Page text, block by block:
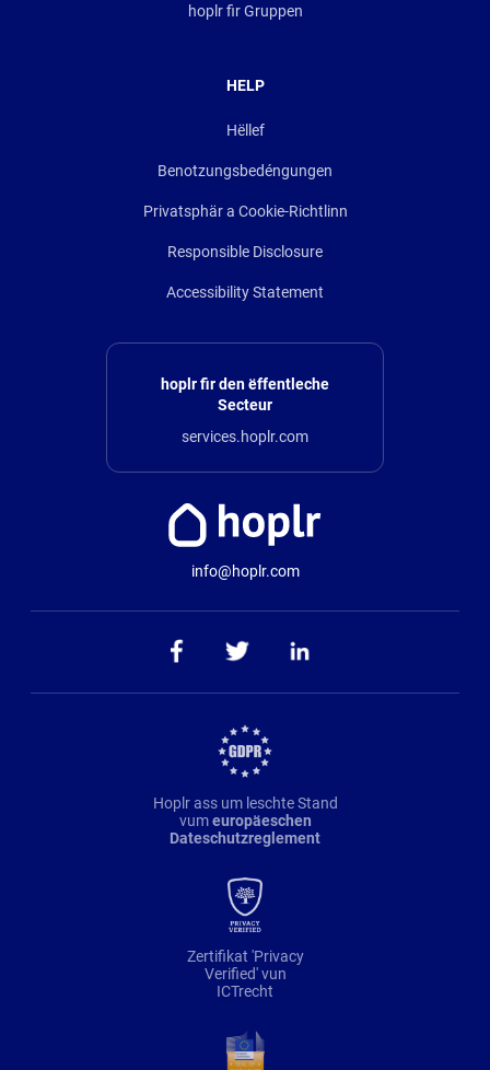
hoplr fir Gruppen
HELP
Hëllef
Benotzungsbedéngungen
Privatsphär a Cookie-Richtlinn
Responsible Disclosure
Accessibility Statement
hoplr fir den ëffentleche
Secteur
services.hoplr.com
info@hoplr.com
Hoplr ass um leschte Stand
vumeuropäeschen
Dateschutzreglement
Zertifikat 'Privacy
Verified' vun
ICTrecht